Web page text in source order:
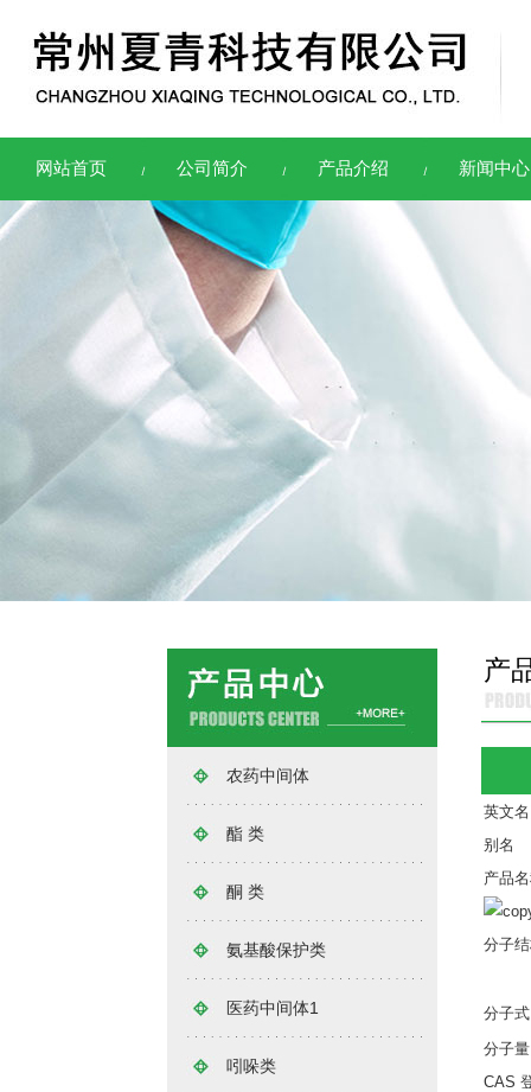
网站首页 公司简介 产品介绍 新闻中心
农药中间体
酯 类
酮 类
氨基酸保护类
医药中间体1
吲哚类
产
英文名
别名
产品
分子
分子式
分子量
CAS